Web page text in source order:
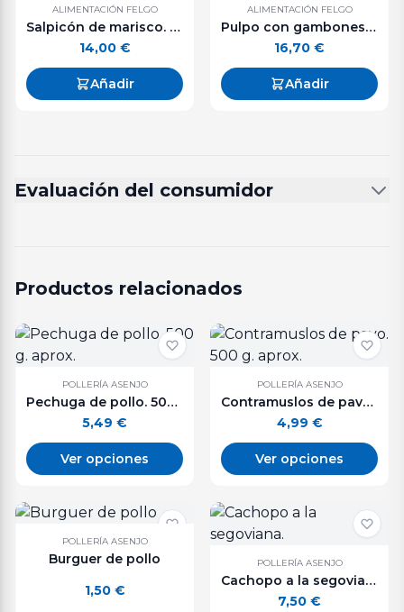
ALIMENTACIÓN FELGO
Salpicón de marisco. 240 g.
14,00 €
Añadir
ALIMENTACIÓN FELGO
Pulpo con gambones. 240 g.
16,70 €
Añadir
Evaluación del consumidor
Productos relacionados
POLLERÍA ASENJO
Pechuga de pollo. 500 g. aprox.
5,49 €
Ver opciones
POLLERÍA ASENJO
Contramuslos de pavo. 500 g. aprox.
4,99 €
Ver opciones
POLLERÍA ASENJO
Burguer de pollo
1,50 €
POLLERÍA ASENJO
Cachopo a la segoviana.
7,50 €